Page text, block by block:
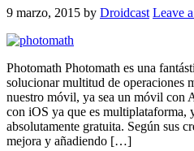
9 marzo, 2015 by Droidcast Leave
Photomath Photomath es una
solucionar multitud de operaciones
nuestro móvil, ya sea un móvil con
con iOS ya que es multiplataforma,
absolutamente gratuita. Según sus
mejora y añadiendo […]